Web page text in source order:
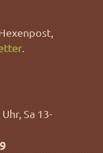
.
Sa 13-